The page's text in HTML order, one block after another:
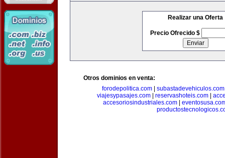
Realizar una Oferta
Precio Ofrecido $
Otros dominios en venta:
forodepolitica.com| subastadevehiculos.com
viajesypasajes.com
reservashoteis.com
accesoriosindustriales.com